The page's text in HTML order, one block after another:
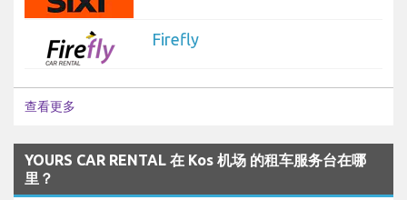
Firefly
查看更多
YOURS CAR RENTAL 在 Kos 机场 的租车服务台在哪
里？